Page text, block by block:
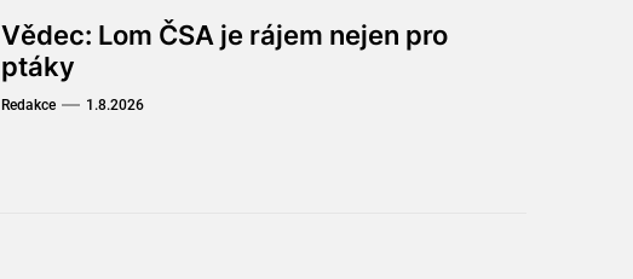
Vědec: Lom ČSA je rájem nejen pro
ptáky
Redakce 1.8.2026